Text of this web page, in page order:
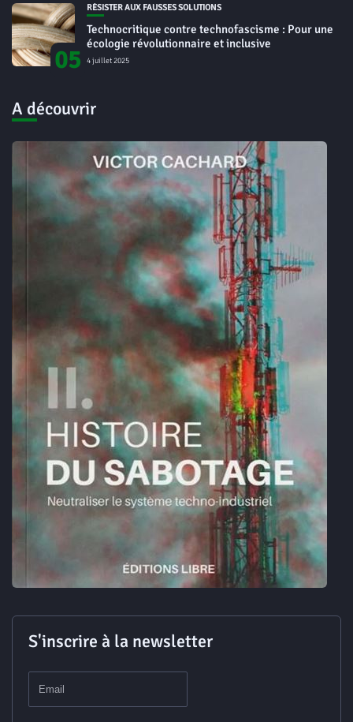
05
RÉSISTER AUX FAUSSES SOLUTIONS
Technocritique contre technofascisme : Pour une
écologie révolutionnaire et inclusive
4 juillet 2025
A découvrir
S'inscrire à la newsletter